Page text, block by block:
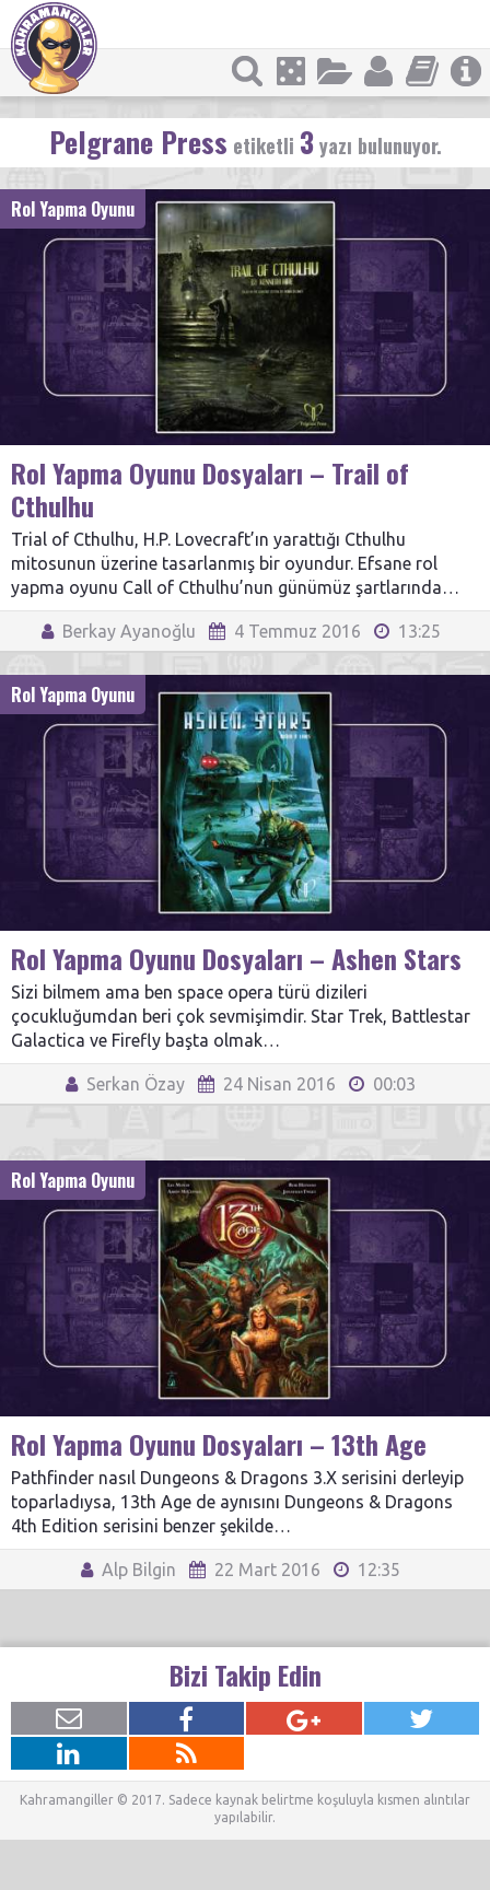
Pelgrane Press etiketli 3yazı bulunuyor.
Rol Yapma Oyunu
Rol Yapma Oyunu Dosyaları – Trail of
Cthulhu
Trial of Cthulhu, H.P. Lovecraft’ın yarattığı Cthulhu
mitosunun üzerine tasarlanmış bir oyundur. Efsane rol
yapma oyunu Call of Cthulhu’nun günümüz şartlarında…
Berkay Ayanoğlu 4 Temmuz 2016 13:25
Rol Yapma Oyunu
Rol Yapma Oyunu Dosyaları – Ashen Stars
Sizi bilmem ama ben space opera türü dizileri
çocukluğumdan beri çok sevmişimdir. Star Trek, Battlestar
Galactica ve Firefly başta olmak…
Serkan Özay 24 Nisan 2016 00:03
Rol Yapma Oyunu
Rol Yapma Oyunu Dosyaları – 13th Age
Pathfinder nasıl Dungeons & Dragons 3.X serisini derleyip
toparladıysa, 13th Age de aynısını Dungeons & Dragons
4th Edition serisini benzer şekilde…
Alp Bilgin 22 Mart 2016 12:35
Bizi Takip Edin
Kahramangiller © 2017. Sadece kaynak belirtme koşuluyla kısmen alıntılar
yapılabilir.